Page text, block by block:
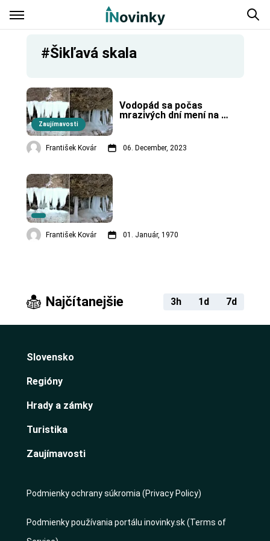
#Šikľavá skala
Zaujímavosti
Vodopád sa počas
mrazivých dní mení na
František Kovár 06. December, 2023
František Kovár 01. Január, 1970
Najčítanejšie 3h 1d 7d
Slovensko
Regióny
Hrady a zámky
Turistika
Zaujímavosti
Podmienky ochrany súkromia (Privacy Policy)
Podmienky používania portálu inovinky.sk (Terms of